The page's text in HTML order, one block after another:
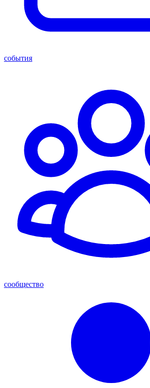
события
сообщество